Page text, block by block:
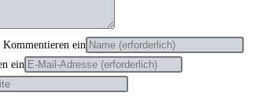
Kommentieren ein
ein